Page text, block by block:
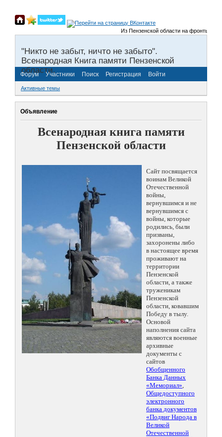
Из Пензенской области на фронты
"Никто не забыт, ничто не забыто".
Всенародная Книга памяти Пензенской
области.
Форум Участники Поиск Регистрация Войти
Активные темы
Объявление
Всенародная книга памяти
Пензенской области
Сайт посвящается
воинам Великой
Отечественной
войны,
вернувшимся и не
вернувшимся с
войны, которые
родились, были
призваны,
захоронены либо
в настоящее время
проживают на
территории
Пензенской
области, а также
труженикам
Пензенской
области, ковавшим
Победу в тылу.
Основой
наполнения сайта
являются военные
архивные
документы с
сайтов
Обобщенного
Банка Данных
«Мемориал»,
Общедоступного
электронного
банка документов
«Подвиг Народа в
Великой
Отечественной